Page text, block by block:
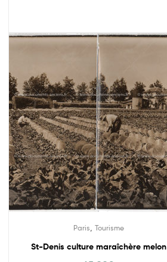
Paris Tourisme
St-Denis culture maraîchère melon